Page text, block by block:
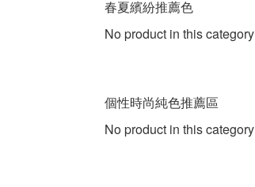
春夏繽紛推薦色
No product in this category
個性時尚純色推薦區
No product in this category